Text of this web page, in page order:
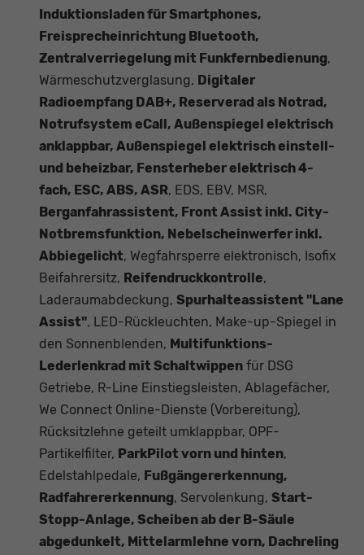
Induktionsladen für Smartphones,
Freisprecheinrichtung Bluetooth,
Zentralverriegelung mit Funkfernbedienung,
Wärmeschutzverglasung, Digitaler
Radioempfang DAB+, Reserverad als Notrad,
Notrufsystem eCall, Außenspiegel elektrisch
anklappbar, Außenspiegel elektrisch einstell-
und beheizbar, Fensterheber elektrisch 4-
fach, ESC, ABS, ASR, EDS, EBV, MSR,
Berganfahrassistent, Front Assist inkl. City-
Notbremsfunktion, Nebelscheinwerfer inkl.
Abbiegelicht, Wegfahrsperre elektronisch, Isofix
Beifahrersitz, Reifendruckkontrolle,
Laderaumabdeckung, Spurhalteassistent "Lane
Assist", LED-Rückleuchten, Make-up-Spiegel in
den Sonnenblenden, Multifunktions-
Lederlenkrad mit Schaltwippen für DSG
Getriebe, R-Line Einstiegsleisten, Ablagefächer,
We Connect Online-Dienste (Vorbereitung),
Rücksitzlehne geteilt umklappbar, OPF-
Partikelfilter, ParkPilot vorn und hinten,
Edelstahlpedale, Fußgängererkennung,
Radfahrererkennung, Servolenkung, Start-
Stopp-Anlage, Scheiben ab der B-Säule
abgedunkelt, Mittelarmlehne vorn, Dachreling